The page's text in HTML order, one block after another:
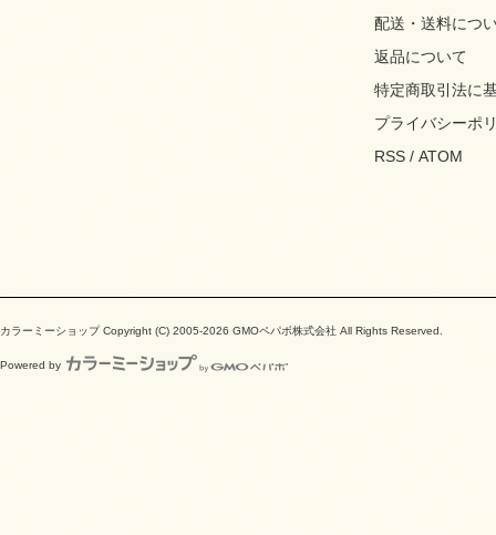
配送・送料につ
返品について
特定商取引法に
プライバシーポ
RSS / ATOM
カラーミーショップCopyright (C) 2005-2026 GMOペパボ株式会社 All Rights Reserved.
Powered by